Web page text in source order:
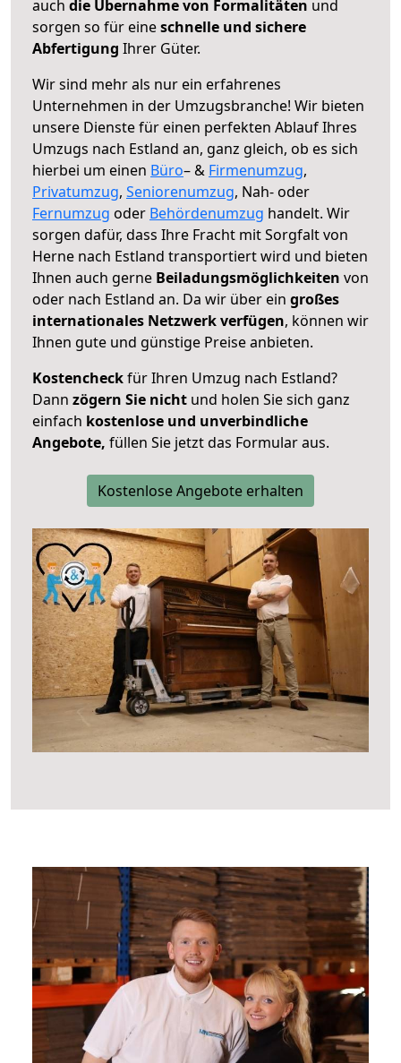
auch die Übernahme von Formalitäten und
sorgen so für eineschnelle und sichere
Abfertigung Ihrer Güter.
Wir sind mehr als nur ein erfahrenes
Unternehmen in der Umzugsbranche! Wir bieten
unsere Dienste für einen perfekten Ablauf Ihres
Umzugs nach Estland an, ganz gleich, ob es sich
hierbei um einen Büro– & Firmenumzug,
Privatumzug, Seniorenumzug, Nah- oder
Fernumzug oder Behördenumzug handelt. Wir
sorgen dafür, dass Ihre Fracht mit Sorgfalt von
Herne nach Estland transportiert wird und bieten
Ihnen auch gerne Beiladungsmöglichkeiten von
oder nach Estland an. Da wir über ein großes
internationales Netzwerk verfügen, können wir
Ihnen gute und günstige Preise anbieten.
Kostencheckfür Ihren Umzug nach Estland?
Dann zögern Sie nicht und holen Sie sich ganz
einfach kostenlose und unverbindliche
Angebote, füllen Sie jetzt das Formular aus.
Kostenlose Angebote erhalten